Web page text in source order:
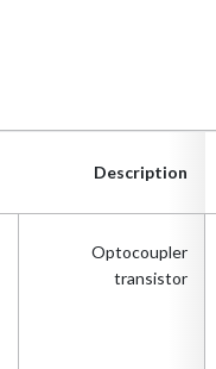
Description
Description
Optocoupler
transistor